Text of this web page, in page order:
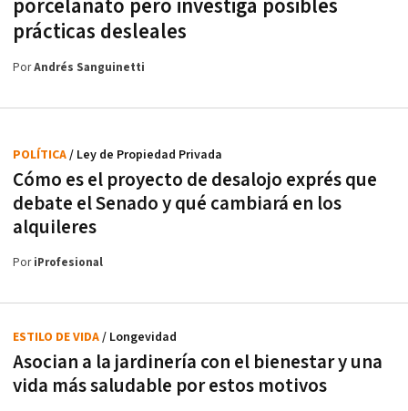
porcelanato pero investiga posibles
prácticas desleales
PorAndrés Sanguinetti
Cómo es el proyecto de desalojo exprés que
debate el Senado y qué cambiará en los
alquileres
POLÍTICA/ Ley de Propiedad Privada
PoriProfesional
Asocian a la jardinería con el bienestar y una
vida más saludable por estos motivos
ESTILO DE VIDA/ Longevidad